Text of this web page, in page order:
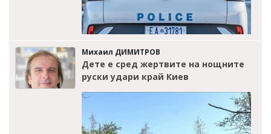
Михаил ДИМИТРОВ
Дете е сред жертвите на нощните
руски удари край Киев